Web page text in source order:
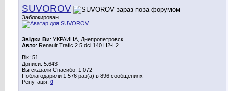
SUVOROV
Заблокирован
Звідки Ви: УКРАИНА, Днепропетровск
Авто: Renault Trafic 2.5 dci 140 H2-L2
Вік: 51
Дописи: 5.643
Вы сказали Спасибо: 1.072
Поблагодарили 1.576 раз(а) в 896 сообщениях
Репутація: 0